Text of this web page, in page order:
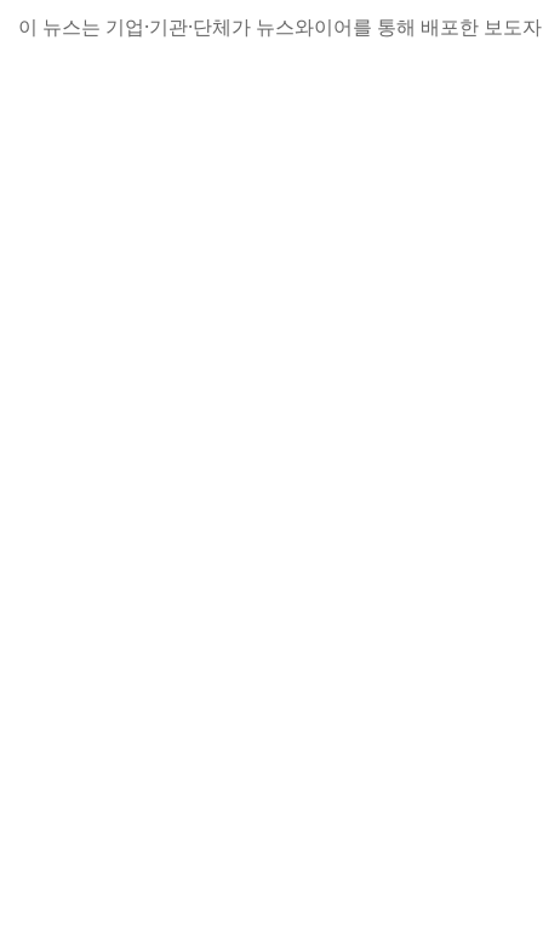
이 뉴스는 기업·기관·단체가 뉴스와이어를 통해 배포한 보도